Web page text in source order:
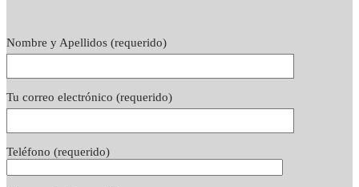
Nombre y Apellidos (requerido)
Tu correo electrónico (requerido)
Teléfono (requerido)